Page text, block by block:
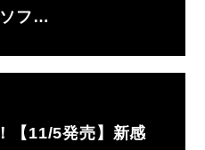
フ…
【11/5発売】新感